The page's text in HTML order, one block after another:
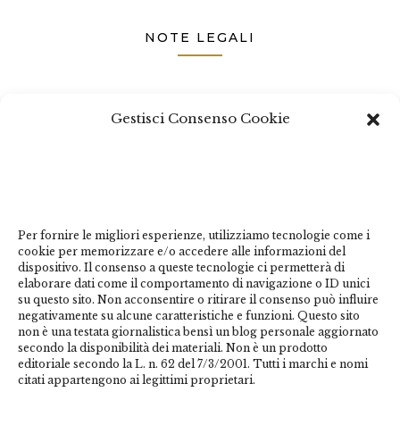
Gestisci Consenso Cookie
Per fornire le migliori esperienze, utilizziamo tecnologie come i
cookie per memorizzare e/o accedere alle informazioni del
dispositivo. Il consenso a queste tecnologie ci permetterà di
elaborare dati come il comportamento di navigazione o ID unici
su questo sito. Non acconsentire o ritirare il consenso può influire
negativamente su alcune caratteristiche e funzioni. Questo sito
non è una testata giornalistica bensì un blog personale aggiornato
secondo la disponibilità dei materiali. Non è un prodotto
editoriale secondo la L. n. 62 del 7/3/2001. Tutti i marchi e nomi
citati appartengono ai legittimi proprietari.
NOTE LEGALI
carattere periodico essendo aggiornato secondo la
marchi di terzi, nomi di prodotti, nomi commerciali,
nomi corporativi e società citati possono essere marchi
di proprietà dei rispettivi titolari o marchi registrati
d’altre società e sono stati utilizzati a puro scopo
esplicativo ed a beneficio del possessore, senza alcun
fine di violazione dei diritti di Copyright vigenti. Questo
sito utilizza solo cookie tecnici, in totale rispetto della